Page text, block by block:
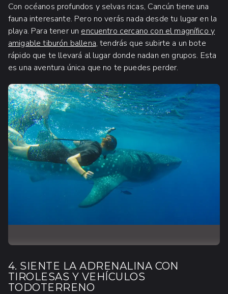
Con océanos profundos y selvas ricas, Cancún tiene una
fauna interesante. Pero no verás nada desde tu lugar en la
playa. Para tener un encuentro cercano con el magnífico y
amigable tiburón ballena, tendrás que subirte a un bote
rápido que te llevará al lugar donde nadan en grupos. Esta
es una aventura única que no te puedes perder.
4. SIENTE LA ADRENALINA CON
TIROLESAS Y VEHÍCULOS
TODOTERRENO